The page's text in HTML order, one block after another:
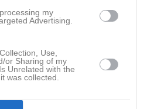
my
Advertising.
Use,
or Sharing of my
Unrelated with the
was collected.